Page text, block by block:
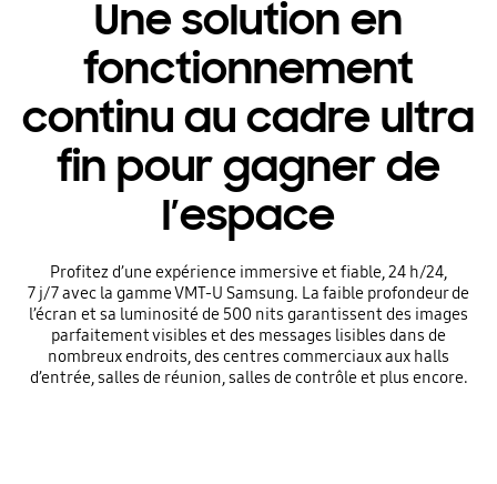
Une solution en
fonctionnement
continu au cadre ultra
fin pour gagner de
l’espace
Profitez d’une expérience immersive et fiable, 24 h/24,
7 j/7 avec la gamme VMT-U Samsung. La faible profondeur de
l’écran et sa luminosité de 500 nits garantissent des images
parfaitement visibles et des messages lisibles dans de
nombreux endroits, des centres commerciaux aux halls
d’entrée, salles de réunion, salles de contrôle et plus encore.